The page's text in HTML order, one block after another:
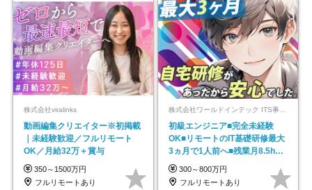
株式会社viralinks
動画編集クリエイター※初掲載
｜未経験歓迎／フルリモート
OK／月給32万＋賞与
350～1500万円
フルリモートあり
株式会社ワールドインテック ITS事業部【東証プライム上場グループ】
初級エンジニア■完全未経験
OK■リモートのIT基礎研修最大
3ヵ月で1人前へ■残業月8.5h■
安定基盤/STR
300～800万円
フルリモートあり